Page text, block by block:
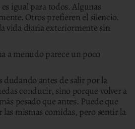
igual para todos. Algunas
Otros prefieren el silencio.
vida diaria exteriormente sin
a menudo parece un poco
dudando antes de salir por la
conducir, sino porque volver a
pesado que antes. Puede que
las mismas comidas, pero sentir la